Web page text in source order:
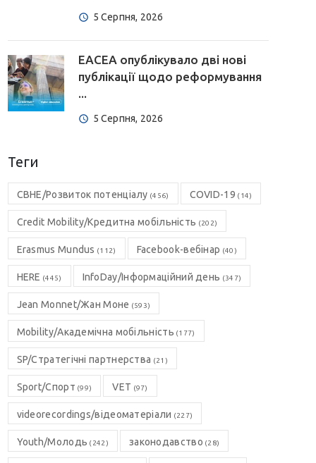
5 Серпня, 2026
EACEA опублікувало дві нові
публікації щодо реформування
...
5 Серпня, 2026
Теги
CBHE/Розвиток потенціалу (456) COVID-19 (14)
Credit Mobility/Кредитна мобільність (202)
Erasmus Mundus (112) Facebook-вебінар (40)
HERE (445) InfoDay/Інформаційний день (347)
Jean Monnet/Жан Моне (593)
Mobility/Академічна мобільність (177)
SP/Стратегічні партнерства (21)
Sport/Спорт (99) VET (97)
videorecordings/відеоматеріали (227)
Youth/Молодь (242) законодавство (28)